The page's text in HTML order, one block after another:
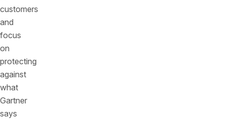
customers
and
focus
on
protecting
against
what
Gartner
says